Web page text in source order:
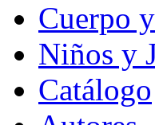
Cuerpo
Niños y
Catálogo